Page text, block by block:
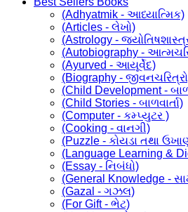
(Adhyatmik - આધ્યાત્મિક)
(Articles - લેખો)
(Astrology -
(Autobiography -
(Ayurved - આયૂર્વેદ)
(Biography -
(Child Development -
(Child Stories - બાળવાર્તા)
(Computer - કમ્પ્યુટર )
(Cooking - વાનગી)
(Puzzle - કોયડા તથા
(Language Learning &
(Essay - નિબંધો)
(General Knowledge -
(Gazal - ગઝલ)
(For Gift - ભેટ)